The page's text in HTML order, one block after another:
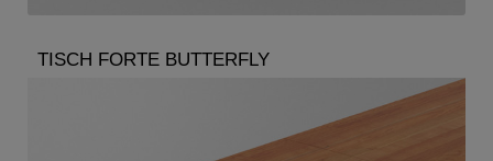
TISCH FORTE BUTTERFLY